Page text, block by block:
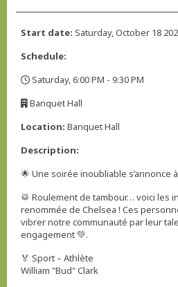
Start date: Saturday, October 18
Schedule:
Saturday, 6:00 PM - 9:30 PM
Banquet Hall
Location: Banquet Hall
Description:
🌟 Une soirée inoubliable s’annonce
🥁 Roulement de tambour… voici les
renommée de Chelsea ! Ces
vibrer notre communauté par leur
engagement 💚.
🏅 Sport – Athlète
William "Bud" Clark